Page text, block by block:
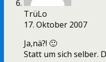
TrüLo
17. Oktober 2007
Ja,nä?! 🙂
Statt um sich selber.